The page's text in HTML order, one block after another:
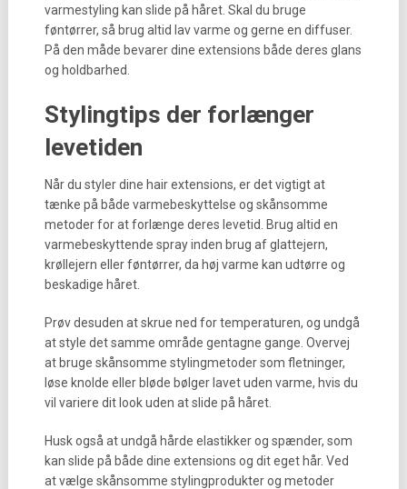
varmestyling kan slide på håret. Skal du bruge
føntørrer, så brug altid lav varme og gerne en diffuser.
På den måde bevarer dine extensions både deres glans
og holdbarhed.
Stylingtips der forlænger
levetiden
Når du styler dine hair extensions, er det vigtigt at
tænke på både varmebeskyttelse og skånsomme
metoder for at forlænge deres levetid. Brug altid en
varmebeskyttende spray inden brug af glattejern,
krøllejern eller føntørrer, da høj varme kan udtørre og
beskadige håret.
Prøv desuden at skrue ned for temperaturen, og undgå
at style det samme område gentagne gange. Overvej
at bruge skånsomme stylingmetoder som fletninger,
løse knolde eller bløde bølger lavet uden varme, hvis du
vil variere dit look uden at slide på håret.
Husk også at undgå hårde elastikker og spænder, som
kan slide på både dine extensions og dit eget hår. Ved
at vælge skånsomme stylingprodukter og metoder